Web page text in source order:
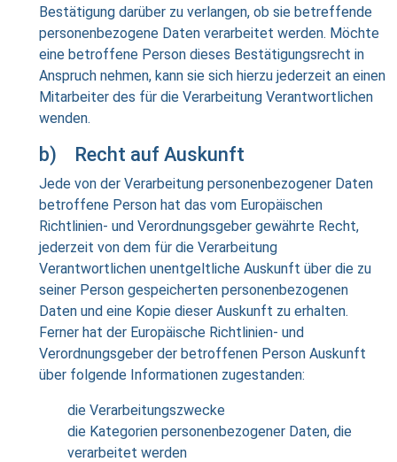
Bestätigung darüber zu verlangen, ob sie betreffende
personenbezogene Daten verarbeitet werden. Möchte
eine betroffene Person dieses Bestätigungsrecht in
Anspruch nehmen, kann sie sich hierzu jederzeit an einen
Mitarbeiter des für die Verarbeitung Verantwortlichen
wenden.
b) Recht auf Auskunft
Jede von der Verarbeitung personenbezogener Daten
betroffene Person hat das vom Europäischen
Richtlinien- und Verordnungsgeber gewährte Recht,
jederzeit von dem für die Verarbeitung
Verantwortlichen unentgeltliche Auskunft über die zu
seiner Person gespeicherten personenbezogenen
Daten und eine Kopie dieser Auskunft zu erhalten.
Ferner hat der Europäische Richtlinien- und
Verordnungsgeber der betroffenen Person Auskunft
über folgende Informationen zugestanden:
die Verarbeitungszwecke
die Kategorien personenbezogener Daten, die
verarbeitet werden